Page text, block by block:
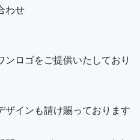
わせ
ロゴをご提供いたしており
インも請け賜っております